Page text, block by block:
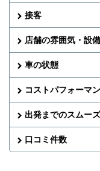
接客
店舗の雰囲気・設備
車の状態
コストパフォーマ
出発までのスムー
口コミ件数